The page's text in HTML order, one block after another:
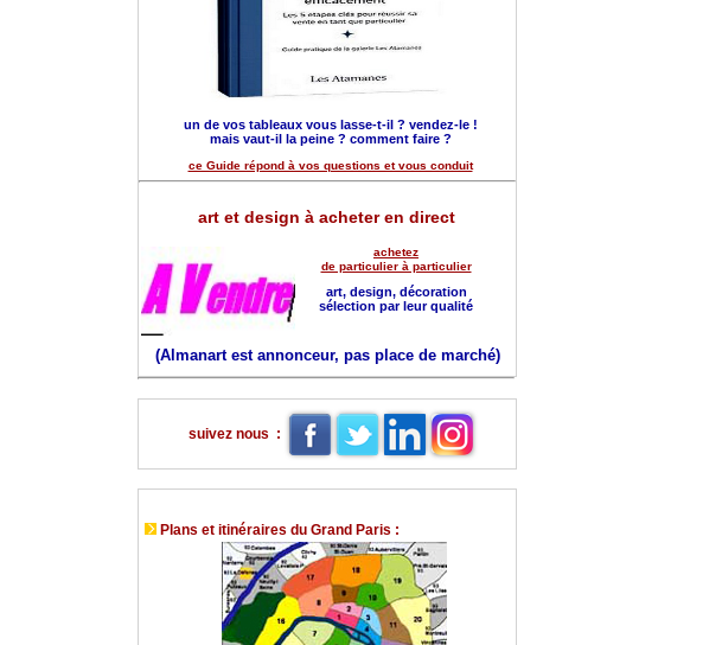
un de vos tableaux vous lasse-t-il ? vendez-le !
mais vaut-il la peine ? comment faire ?
ce Guide répond à vos questions et vous conduit
art et design à acheter en direct
achetez
de particulier à particulier
art, design, décoration
sélection par leur qualité
(Almanart est annonceur, pas place de marché)
suivez nous :
Plans et itinéraires du Grand Paris :